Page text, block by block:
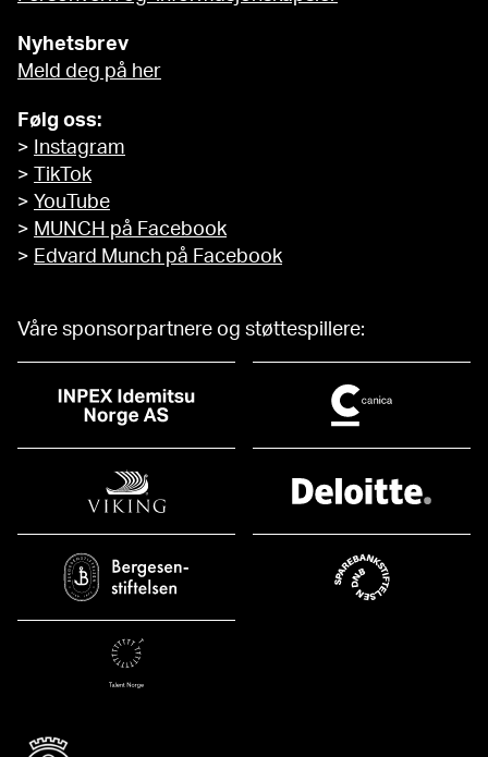
Nyhetsbrev
Meld deg på her
Følg oss:
>
Instagram
>
TikTok
> YouTube
> MUNCH på Facebook
> Edvard Munch på Facebook
Våre sponsorpartnere og støttespillere: